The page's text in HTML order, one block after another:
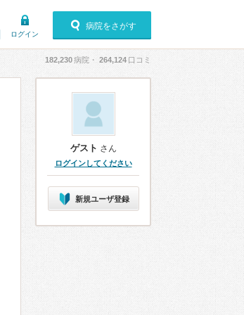
ログイン
病院をさがす
182,230病院・ 264,124 口コミ
ゲスト さん
ログインしてください
新規ユーザ登録